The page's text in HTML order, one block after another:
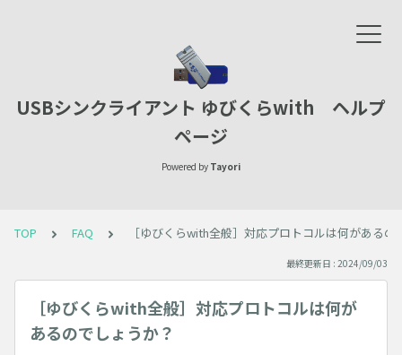
USBシンクライアント ゆびくらwith ヘルプ
ページ
Powered by Tayori
TOP FAQ ［ゆびくらwith全般］対応プロトコルは何があるの
最終更新日 : 2024/09/03
［ゆびくらwith全般］対応プロトコルは何が
あるのでしょうか？